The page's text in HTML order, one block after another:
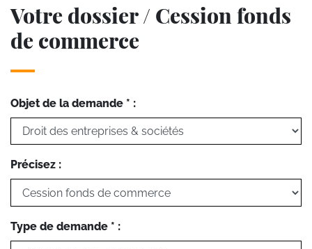
Votre dossier / Cession fonds
de commerce
Objet de la demande * :
Précisez :
Type de demande * :